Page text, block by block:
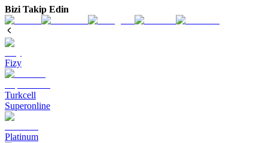
Bizi Takip Edin
Fizy
Turkcell
Superonline
Platinum